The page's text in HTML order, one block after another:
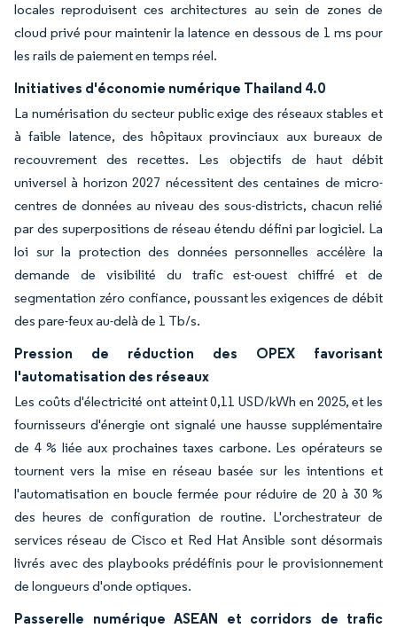
locales reproduisent ces architectures au sein de zones de
cloud privé pour maintenir la latence en dessous de 1 ms pour
les rails de paiement en temps réel.
Initiatives d'économie numérique Thailand 4.0
La numérisation du secteur public exige des réseaux stables et
à faible latence, des hôpitaux provinciaux aux bureaux de
recouvrement des recettes. Les objectifs de haut débit
universel à horizon 2027 nécessitent des centaines de micro-
centres de données au niveau des sous-districts, chacun relié
par des superpositions de réseau étendu défini par logiciel. La
loi sur la protection des données personnelles accélère la
demande de visibilité du trafic est-ouest chiffré et de
segmentation zéro confiance, poussant les exigences de débit
des pare-feux au-delà de 1 Tb/s.
Pression de réduction des OPEX favorisant
l'automatisation des réseaux
Les coûts d'électricité ont atteint 0,11 USD/kWh en 2025, et les
fournisseurs d'énergie ont signalé une hausse supplémentaire
de 4 % liée aux prochaines taxes carbone. Les opérateurs se
tournent vers la mise en réseau basée sur les intentions et
l'automatisation en boucle fermée pour réduire de 20 à 30 %
des heures de configuration de routine. L'orchestrateur de
services réseau de Cisco et Red Hat Ansible sont désormais
livrés avec des playbooks prédéfinis pour le provisionnement
de longueurs d'onde optiques.
Passerelle numérique ASEAN et corridors de trafic